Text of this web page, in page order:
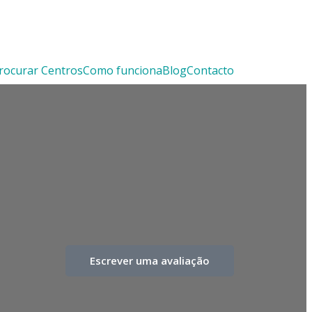
CentrosComo funcionaBlogContacto
Escrever uma avaliação